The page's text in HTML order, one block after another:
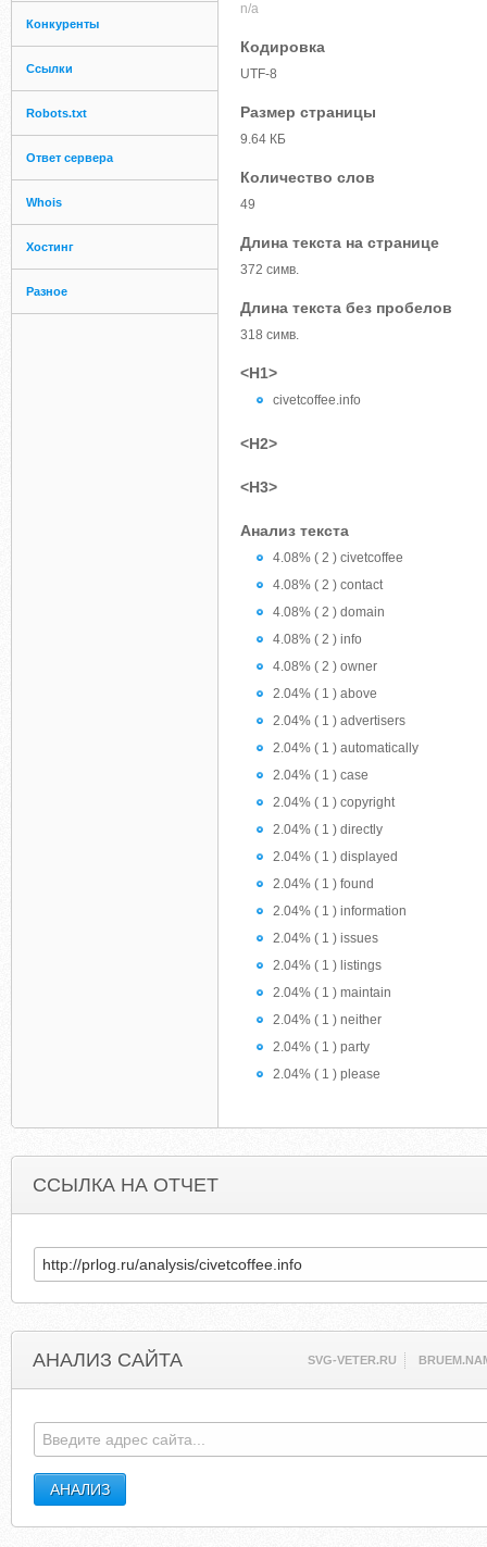
Конкуренты
Ссылки
Robots.txt
Ответ сервера
Whois
Хостинг
Разное
n/a
Кодировка
UTF-8
Размер страницы
9.64 КБ
Количество слов
49
Длина текста на странице
372 симв.
Длина текста без пробелов
318 симв.
<H1>
civetcoffee.info
<H2>
<H3>
Анализ текста
4.08% ( 2 ) civetcoffee
4.08% ( 2 ) contact
4.08% ( 2 ) domain
4.08% ( 2 ) info
4.08% ( 2 ) owner
2.04% ( 1 ) above
2.04% ( 1 ) advertisers
2.04% ( 1 ) automatically
2.04% ( 1 ) case
2.04% ( 1 ) copyright
2.04% ( 1 ) directly
2.04% ( 1 ) displayed
2.04% ( 1 ) found
2.04% ( 1 ) information
2.04% ( 1 ) issues
2.04% ( 1 ) listings
2.04% ( 1 ) maintain
2.04% ( 1 ) neither
2.04% ( 1 ) party
2.04% ( 1 ) please
ССЫЛКА НА ОТЧЕТ
АНАЛИЗ САЙТА SVG-VETER.RU